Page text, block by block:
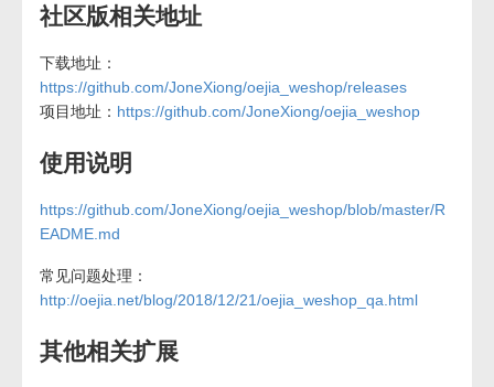
社区版相关地址
下载地址：
https://github.com/JoneXiong/oejia_weshop/releases
项目地址： https://github.com/JoneXiong/oejia_weshop
使用说明
https://github.com/JoneXiong/oejia_weshop/blob/master/R
EADME.md
常见问题处理：
http://oejia.net/blog/2018/12/21/oejia_weshop_qa.html
其他相关扩展